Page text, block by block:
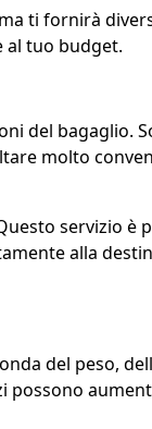
ti fornirà
al tuo budget.
del bagaglio.
molto
servizio è
alla
del peso,
possono